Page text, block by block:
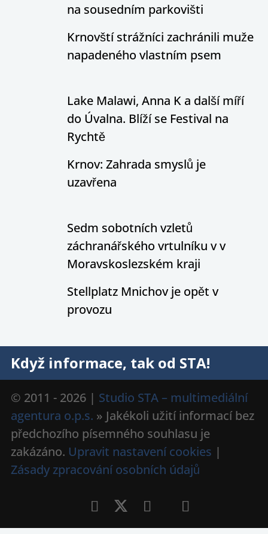
na sousedním parkovišti
Krnovští strážníci zachránili muže
napadeného vlastním psem
Lake Malawi, Anna K a další míří
do Úvalna. Blíží se Festival na
Rychtě
Krnov: Zahrada smyslů je
uzavřena
Sedm sobotních vzletů
záchranářského vrtulníku v v
Moravskoslezském kraji
Stellplatz Mnichov je opět v
provozu
Když informace, tak od STA!
© 2011 - 2026 | Studio STA – multimediální
agentura o.p.s. » Jakékoli užití informací bez
předchozího písemného souhlasu je
zakázáno. Upravit nastavení cookies |
Zásady zpracování osobních údajů